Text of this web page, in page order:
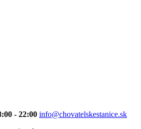
- 22:00 info@chovatelskestanice.sk